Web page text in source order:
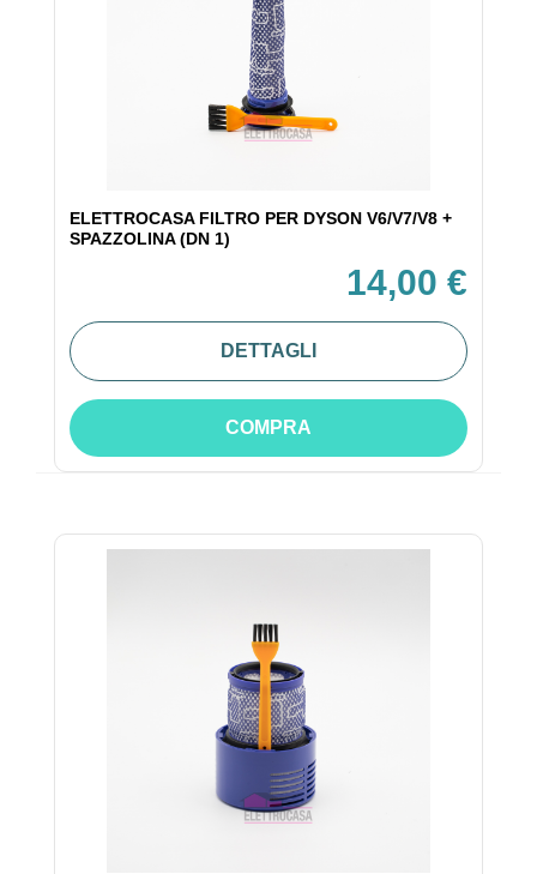
ELETTROCASA FILTRO PER DYSON V6/V7/V8 +
SPAZZOLINA (DN 1)
14,00 €
DETTAGLI
COMPRA